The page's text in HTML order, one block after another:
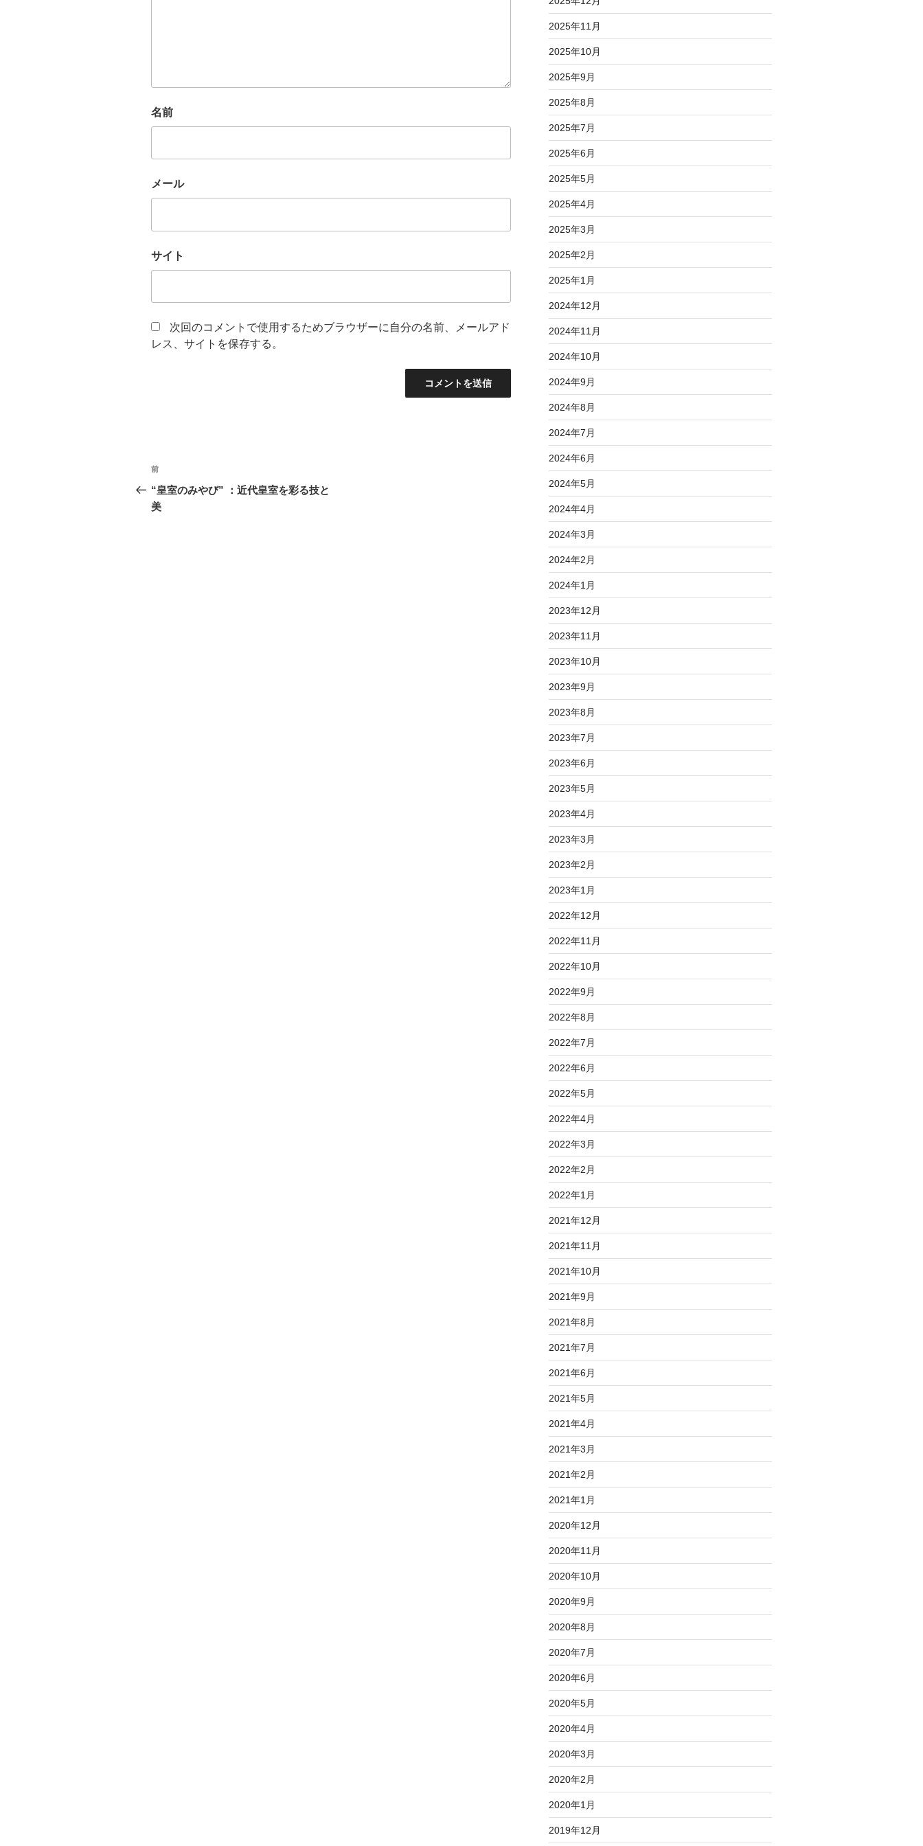
名前
メール
サイト
次回のコメントで使用するためブラウザーに自分の名前、メールアド
レス、サイトを保存する。
投
稿
ナ
前
の
投
前
“皇室のみやび” ：近代皇室を彩る技と
美
2025年11月
2025年10月
2025年9月
2025年8月
2025年7月
2025年6月
2025年5月
2025年4月
2025年3月
2025年2月
2025年1月
2024年12月
2024年11月
2024年10月
2024年9月
2024年8月
2024年7月
2024年6月
2024年5月
2024年4月
2024年3月
2024年2月
2024年1月
2023年12月
2023年11月
2023年10月
2023年9月
2023年8月
2023年7月
2023年6月
2023年5月
2023年4月
2023年3月
2023年2月
2023年1月
2022年12月
2022年11月
2022年10月
2022年9月
2022年8月
2022年7月
2022年6月
2022年5月
2022年4月
2022年3月
2022年2月
2022年1月
2021年12月
2021年11月
2021年10月
2021年9月
2021年8月
2021年7月
2021年6月
2021年5月
2021年4月
2021年3月
2021年2月
2021年1月
2020年12月
2020年11月
2020年10月
2020年9月
2020年8月
2020年7月
2020年6月
2020年5月
2020年4月
2020年3月
2020年2月
2020年1月
2019年12月